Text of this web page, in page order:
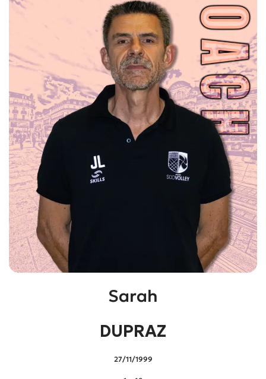
Sarah
DUPRAZ
27/11/1999